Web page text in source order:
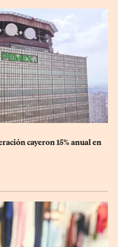
cayeron 15% anual en